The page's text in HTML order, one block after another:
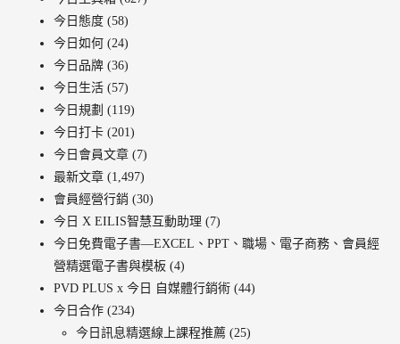
今日態度 (58)
今日如何 (24)
今日品牌 (36)
今日生活 (57)
今日規劃 (119)
今日打卡 (201)
今日會員文章 (7)
最新文章 (1,497)
會員經營行銷 (30)
今日 X EILIS智慧互動助理 (7)
今日免費電子書—EXCEL、PPT、職場、電子商務、會員經
營精選電子書與模板 (4)
PVD PLUS x 今日 自媒體行銷術 (44)
今日合作 (234)
今日訊息精選線上課程推薦 (25)